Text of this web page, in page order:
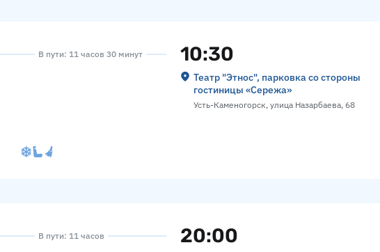
В пути: 11 часов 30 минут 10:30
Театр "Этнос", парковка со стороны
гостиницы «Сережа»
Усть-Каменогорск, улица Назарбаева, 68
В пути: 11 часов 20:00